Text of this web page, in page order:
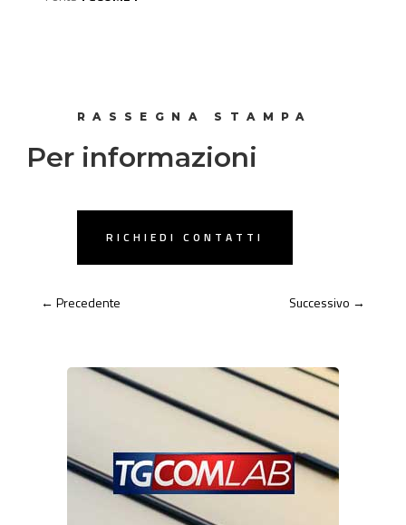
RASSEGNA STAMPA
Per informazioni
RICHIEDI CONTATTI
← Precedente Successivo →